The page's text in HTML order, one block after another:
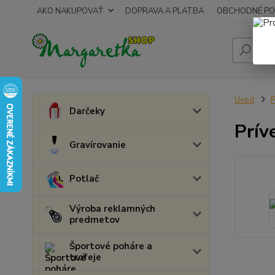
AKO NAKUPOVAŤ DOPRAVA A PLATBA OBCHODNÉ
Darčeky
Gravírovanie
Potlač
Výroba reklamných
predmetov
Športové poháre a
trofeje
Úvod